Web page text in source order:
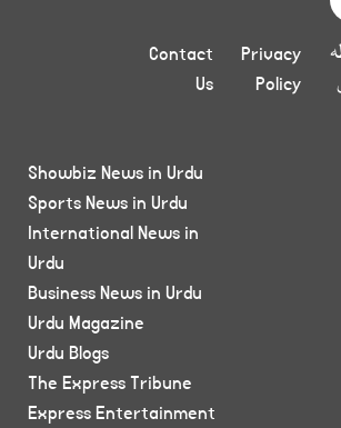
Privacy
Policy
Contact
Us
Showbiz News in Urdu
Sports News in Urdu
International News in
Urdu
Business News in Urdu
Urdu Magazine
Urdu Blogs
The Express Tribune
Express Entertainment